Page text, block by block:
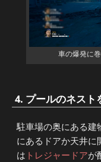
車の爆発に
4. プールのネスト
駐車場の奥にある建
にあるドアか天井に
は トレジャードアが